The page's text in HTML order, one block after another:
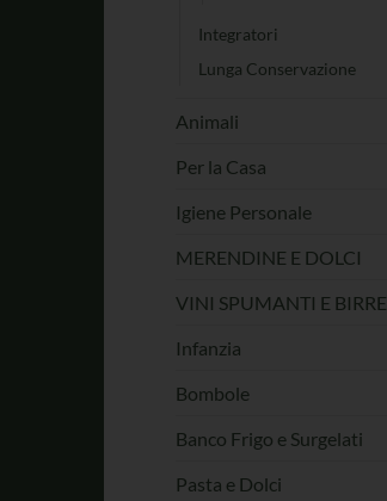
Integratori
Lunga Conservazione
Animali
Per la Casa
Igiene Personale
MERENDINE E DOLCI
VINI SPUMANTI E BIRRE
Infanzia
Bombole
Banco Frigo e Surgelati
Pasta e Dolci